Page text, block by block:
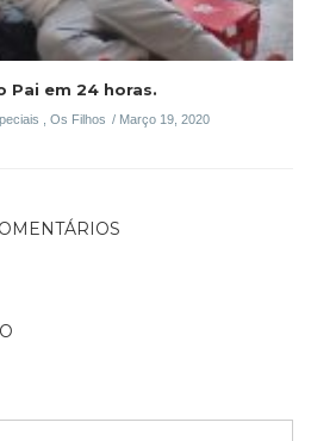
Pai em 24 horas.
Os Filhos Março 19, 2020